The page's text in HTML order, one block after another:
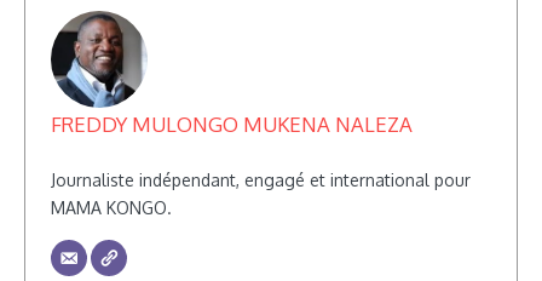
FREDDY MULONGO MUKENA NALEZA
Journaliste indépendant, engagé et international pour
MAMA KONGO.